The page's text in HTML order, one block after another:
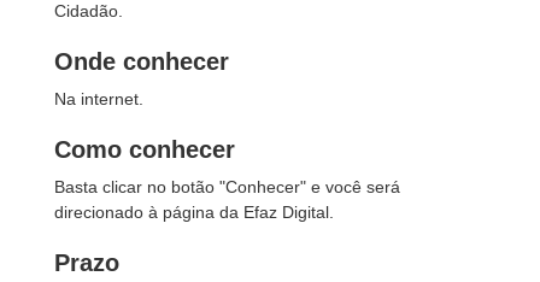
Cidadão.
Onde conhecer
Na internet.
Como conhecer
Basta clicar no botão "Conhecer" e você será
direcionado à página da Efaz Digital.
Prazo